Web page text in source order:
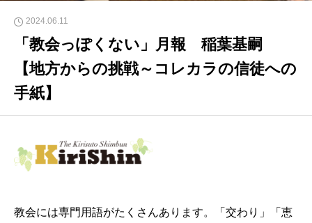
2024.06.11
「教会っぽくない」月報 稲葉基嗣
【地方からの挑戦～コレカラの信徒への
手紙】
教会には専門用語がたくさんあります。「交わり」「恵